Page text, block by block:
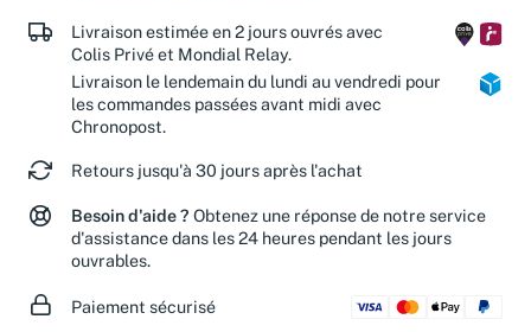
Livraison estimée en 2 jours ouvrés avec
Colis Privé et Mondial Relay.
Livraison le lendemain du lundi au vendredi pour
les commandes passées avant midi avec
Chronopost.
Retours jusqu'à 30 jours après l'achat
Besoin d'aide ? Obtenez une réponse de notre service
d'assistance dans les 24 heures pendant les jours
ouvrables.
Paiement sécurisé